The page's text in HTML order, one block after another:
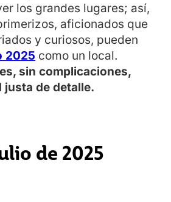
los grandes lugares; así,
aficionados que
y curiosos, pueden
2025 como un local.
sin complicaciones,
justa de detalle.
de 2025